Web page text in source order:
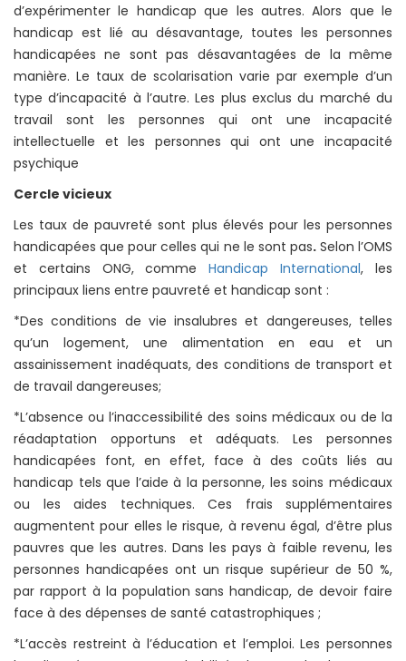
d’expérimenter le handicap que les autres. Alors que le
handicap est lié au désavantage, toutes les personnes
handicapées ne sont pas désavantagées de la même
manière. Le taux de scolarisation varie par exemple d’un
type d’incapacité à l’autre. Les plus exclus du marché du
travail sont les personnes qui ont une incapacité
intellectuelle et les personnes qui ont une incapacité
psychique
Cercle vicieux
Les taux de pauvreté sont plus élevés pour les personnes
handicapées que pour celles qui ne le sont pas.Selon l’OMS
et certains ONG, commeHandicap International, les
principaux liens entre pauvreté et handicap sont :
*Des conditions de vie insalubres et dangereuses, telles
qu’un logement, une alimentation en eau et un
assainissement inadéquats, des conditions de transport et
de travail dangereuses;
*L’absence ou l’inaccessibilité des soins médicaux ou de la
réadaptation opportuns et adéquats. Les personnes
handicapées font, en effet, face à des coûts liés au
handicap tels que l’aide à la personne, les soins médicaux
ou les aides techniques. Ces frais supplémentaires
augmentent pour elles le risque, à revenu égal, d’être plus
pauvres que les autres. Dans les pays à faible revenu, les
personnes handicapées ont un risque supérieur de 50 %,
par rapport à la population sans handicap, de devoir faire
face à des dépenses de santé catastrophiques ;
*L’accès restreint à l’éducation et l’emploi. Les personnes